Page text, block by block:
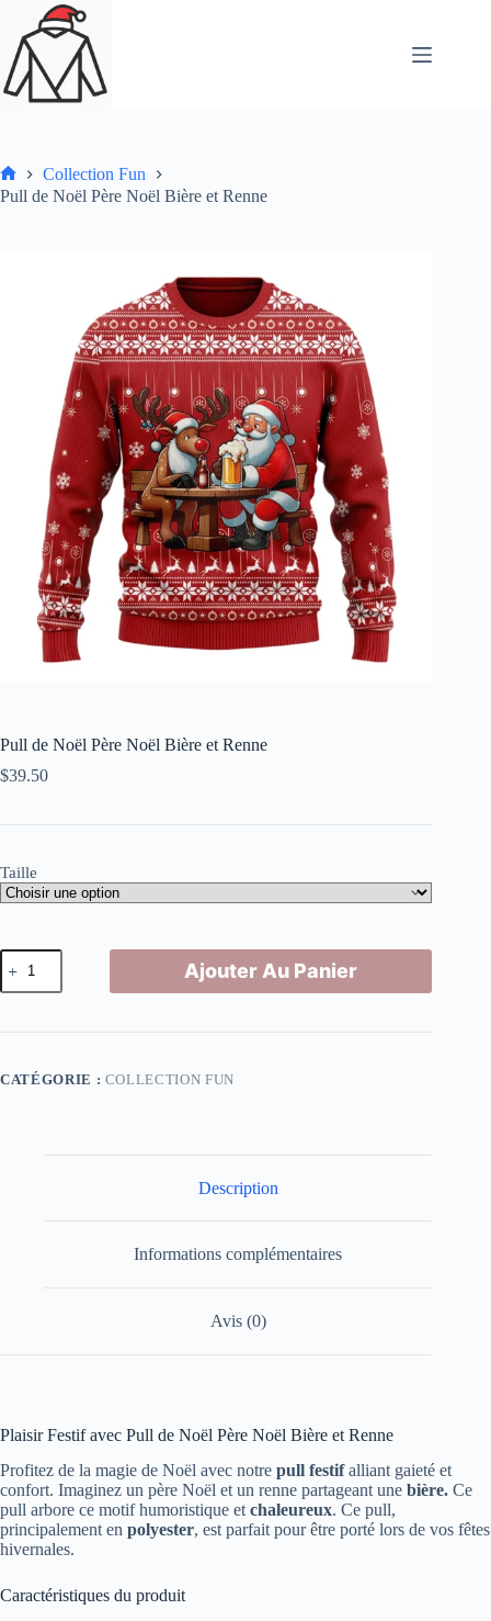
contenu
Accueil
Collection Fun
Pull de Noël Père Noël Bière et Renne
Pull de Noël Père Noël Bière et Renne
$39.50
Taille
quantité
de
Pull
Noël
Bière
Ajouter Au Panier
CATÉGORIE : COLLECTION FUN
Description
Informations complémentaires
Avis (0)
Plaisir Festif avec Pull de Noël Père Noël Bière et Renne
Profitez de la magie de Noël avec notre pull festifalliant gaieté et
confort. Imaginez un père Noël et un renne partageant une bière. Ce
pull arbore ce motif humoristique etchaleureux. Ce pull,
principalement en polyester, est parfait pour être porté lors de vos fêtes
hivernales.
Caractéristiques du produit